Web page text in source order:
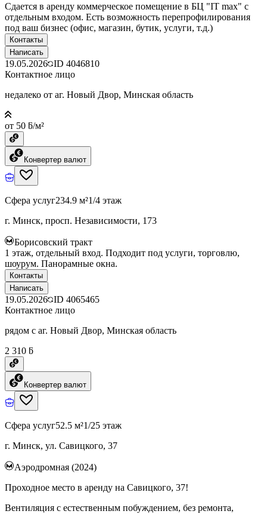
Сдается в аренду коммерческое помещение в БЦ "IT max" с
отдельным входом. Есть возможность перепрофилирования
под ваш бизнес (офис, магазин, бутик, услуги, т.д.)
Контакты
Написать
19.05.2026 ID 4046810
Контактное лицо
недалеко от аг. Новый Двор, Минская область
от 50 ƃ/м²
Конвертер валют
Сфера услуг234.9 м²1/4 этаж
г. Минск, просп. Независимости, 173
Борисовский тракт
1 этаж, отдельный вход. Подходит под услуги, торговлю,
шоурум. Панорамные окна.
Контакты
Написать
19.05.2026 ID 4065465
Контактное лицо
рядом с аг. Новый Двор, Минская область
2 310 ƃ
Конвертер валют
Сфера услуг52.5 м²1/25 этаж
г. Минск, ул. Савицкого, 37
Аэродромная (2024)
Проходное место в аренду на Савицкого, 37!
Вентиляция с естественным побуждением, без ремонта,